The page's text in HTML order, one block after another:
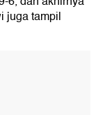
juga tampil